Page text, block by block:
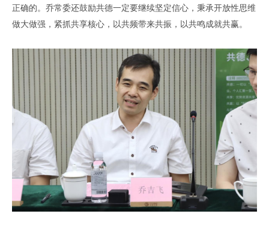
正确的。 乔常委还鼓励共德一定要继续坚定信心 ， 秉承开放性思维
做大做强 ， 紧抓共享核心 ， 以共频带来共振， 以共鸣成就共赢。